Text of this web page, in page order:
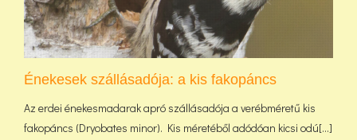
Énekesek szállásadója: a kis fakopáncs
Az erdei énekesmadarak apró szállásadója a verébméretű kis
fakopáncs (Dryobates minor). Kis méretéből adódóan kicsi odú[...]